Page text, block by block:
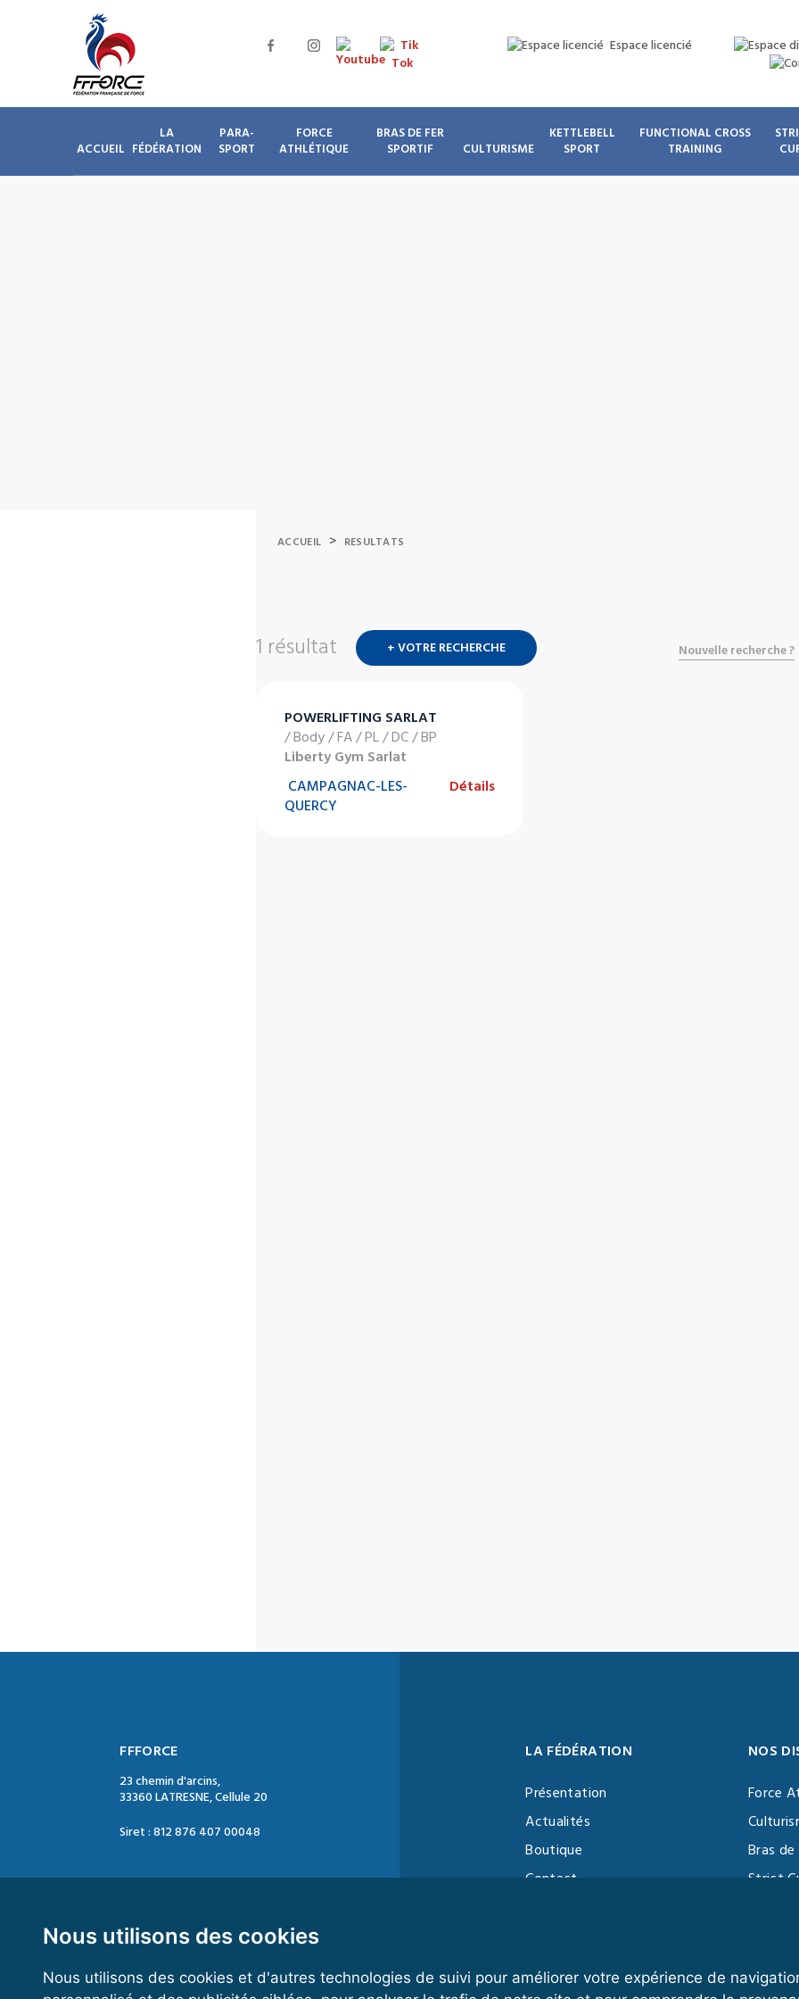
Nous utilisons des cookies
Nous utilisons des cookies et d'autres technologies de suivi pour améliorer votre expérience de
Espace licencié
ACCUEIL
LA
FÉDÉRATION
PARA-
SPORT
FORCE
ATHLÉTIQUE
BRAS DE FER
SPORTIF
CULTURISME
KETTLEBELL
SPORT
FUNCTIONAL CROSS
TRAINING
ACCUEIL > RESULTATS
1 résultat + VOTRE RECHERCHE Nouvelle recherche ?
POWERLIFTING SARLAT
/ Body / FA / PL / DC / BP
Liberty Gym Sarlat
CAMPAGNAC-LES-
QUERCY
Détails
FFFORCE
23 chemin d'arcins,
33360 LATRESNE, Cellule 20
Siret : 812 876 407 00048
Mail : contact@ffforce.fr
Horaires d’ouverture :
LA FÉDÉRATION
Présentation
Actualités
Boutique
Contact
NOS
Force
Bras
Strict